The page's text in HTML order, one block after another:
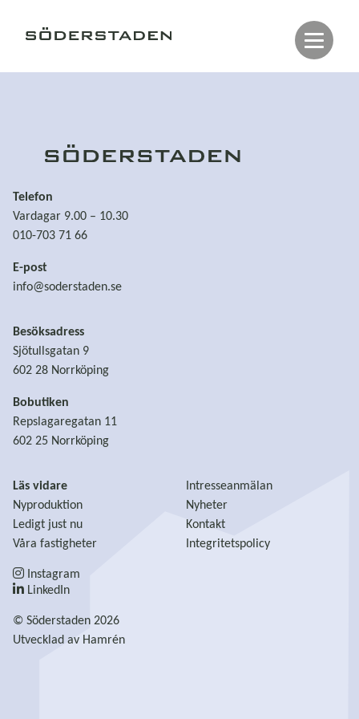
Telefon
Vardagar 9.00 – 10.30
010-703 71 66
E-post
info@soderstaden.se
Besöksadress
Sjötullsgatan 9
602 28 Norrköping
Bobutiken
Repslagaregatan 11
602 25 Norrköping
Läs vidare
Nyproduktion
Ledigt just nu
Våra fastigheter
Intresseanmälan
Nyheter
Kontakt
Integritetspolicy
© Söderstaden 2026
Utvecklad av Hamrén
Instagram
LinkedIn